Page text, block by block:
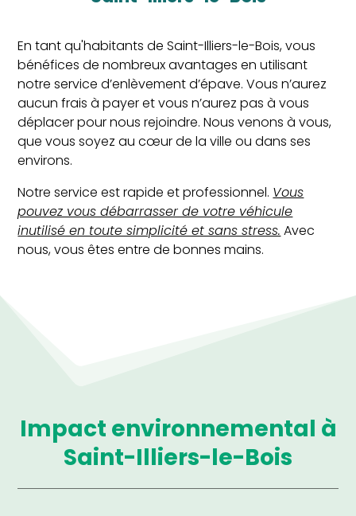
En tant qu'habitants de Saint-Illiers-le-Bois, vous
bénéfices de nombreux avantages en utilisant
notre service d’enlèvement d’épave. Vous n’aurez
aucun frais à payer et vous n’aurez pas à vous
déplacer pour nous rejoindre. Nous venons à vous,
que vous soyez au cœur de la ville ou dans ses
environs.
Notre service est rapide et professionnel. Vous
pouvez vous débarrasser de votre véhicule
inutilisé en toute simplicité et sans stress. Avec
nous, vous êtes entre de bonnes mains.
impact environnemental à
Saint-Illiers-le-Bois